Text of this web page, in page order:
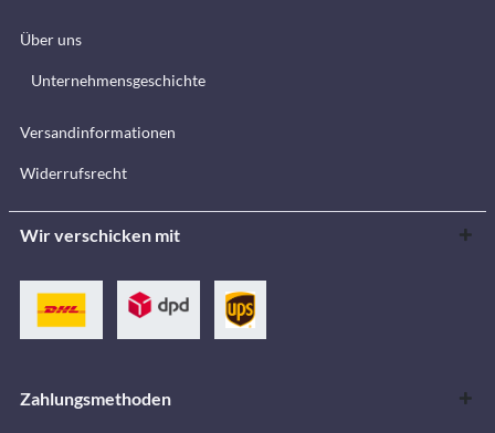
Über uns
Unternehmensgeschichte
Versandinformationen
Widerrufsrecht
Wir verschicken mit
Zahlungsmethoden